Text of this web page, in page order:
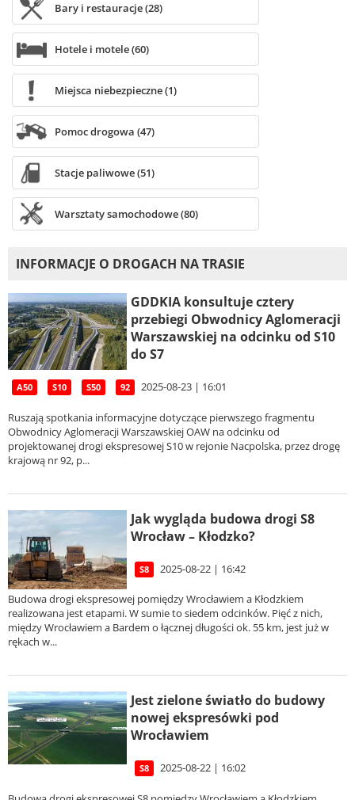
Bary i restauracje (28)
Hotele i motele (60)
Miejsca niebezpieczne (1)
Pomoc drogowa (47)
Stacje paliwowe (51)
Warsztaty samochodowe (80)
INFORMACJE O DROGACH NA TRASIE
GDDKIA konsultuje cztery
przebiegi Obwodnicy Aglomeracji
Warszawskiej na odcinku od S10
do S7
A50 S10 S50 92 2025-08-23 | 16:01
Ruszają spotkania informacyjne dotyczące pierwszego fragmentu
Obwodnicy Aglomeracji Warszawskiej OAW na odcinku od
projektowanej drogi ekspresowej S10 w rejonie Nacpolska, przez drogę
krajową nr 92, p...
Jak wygląda budowa drogi S8
Wrocław – Kłodzko?
S8 2025-08-22 | 16:42
Budowa drogi ekspresowej pomiędzy Wrocławiem a Kłodzkiem
realizowana jest etapami. W sumie to siedem odcinków. Pięć z nich,
między Wrocławiem a Bardem o łącznej długości ok. 55 km, jest już w
rękach w...
Jest zielone światło do budowy
nowej ekspresówki pod
Wrocławiem
S8 2025-08-22 | 16:02